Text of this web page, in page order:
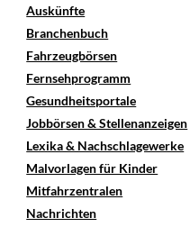
Auskünfte
Branchenbuch
Fahrzeugbörsen
Fernsehprogramm
Gesundheitsportale
Jobbörsen & Stellenanzeigen
Lexika & Nachschlagewerke
Malvorlagen für Kinder
Mitfahrzentralen
Nachrichten